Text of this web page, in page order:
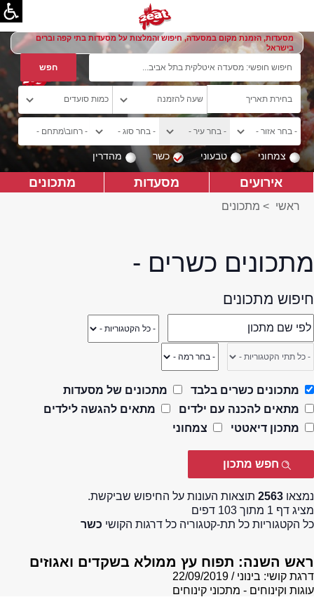
מסעדות, הזמנת מקום במסעדה, חיפוש והמלצות על מסעדות בתי קפה וברים
בישראל
צמחוני טבעוני כשר מהדרין
אירועים מסעדות מתכונים
ראשי > מתכונים
מתכונים כשרים -
חיפוש מתכונים
מתכונים כשרים בלבד
מתכונים של מסעדות
מתאים להכנה עם ילדים
מתאים להגשה לילדים
מתכון דיאטטי
צמחוני
נמצאו 2563 תוצאות העונות על החיפוש שביקשת.
מציג דף 1 מתוך 103 דפים
כל הקטגוריות כל תת-קטגוריה כל דרגות הקושי כשר
ראש השנה: תפוח עץ ממולא בשקדים ואגוזים
דרגת קושי: בינוני
22/09/2019
עוגות וקינוחים - מתכוני קינוחים